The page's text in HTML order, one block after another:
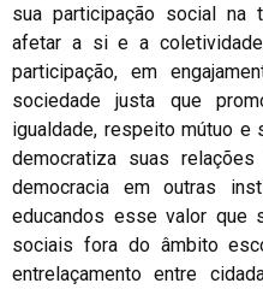
sua participação social na
afetar a si e a
participação, em
sociedade justa que
igualdade, respeito mútuo e
democratiza suas
democracia em outras
educandos esse valor que
sociais fora do âmbito
entrelaçamento entre